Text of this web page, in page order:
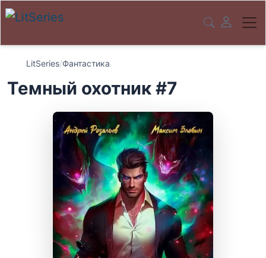
LitSeries/Фантастика
Темный охотник #7